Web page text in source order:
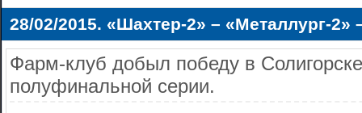
28/02/2015. «Шахтер-2» – «Металлург-2»
Фарм-клуб добыл победу в
полуфинальной серии.